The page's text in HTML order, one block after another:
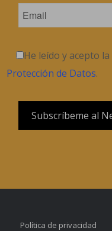
He leído y acepto la
Protección de Datos.
Política de privacidad